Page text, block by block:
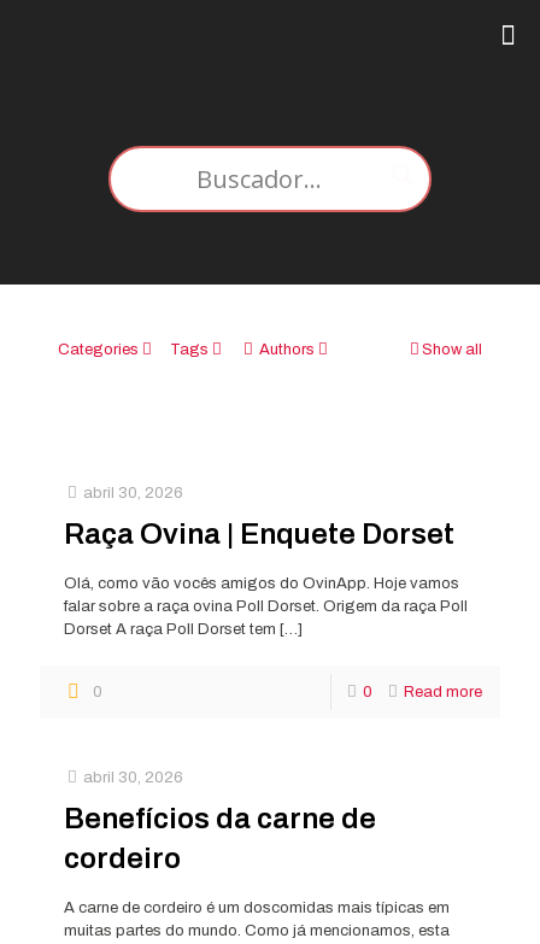
Categories Tags Authors Show all
abril 30, 2026
Raça Ovina | Enquete Dorset
Olá, como vão vocês amigos do OvinApp. Hoje vamos
falar sobre a raça ovina Poll Dorset. Origem da raça Poll
Dorset A raça Poll Dorset tem […]
0 0 Read more
abril 30, 2026
Benefícios da carne de
cordeiro
A carne de cordeiro é um doscomidas mais típicas em
muitas partes do mundo. Como já mencionamos, esta